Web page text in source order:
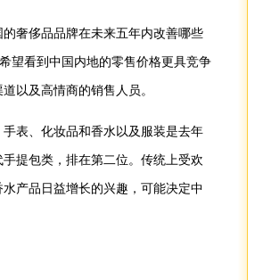
奢侈品品牌在未来五年内改善哪些
望看到中国内地的零售价格更具竞争
以及高情商的销售人员。
表、化妆品和香水以及服装是去年
提包类，排在第二位。传统上受欢
产品日益增长的兴趣，可能决定中